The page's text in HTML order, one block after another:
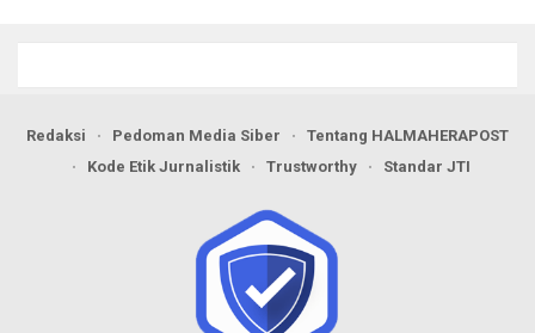
Redaksi Pedoman Media Siber
Tentang HALMAHERAPOST
Kode Etik Jurnalistik
Trustworthy Standar JTI